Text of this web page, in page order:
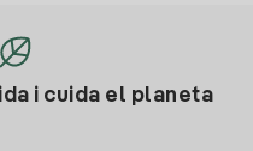
i cuida el planeta